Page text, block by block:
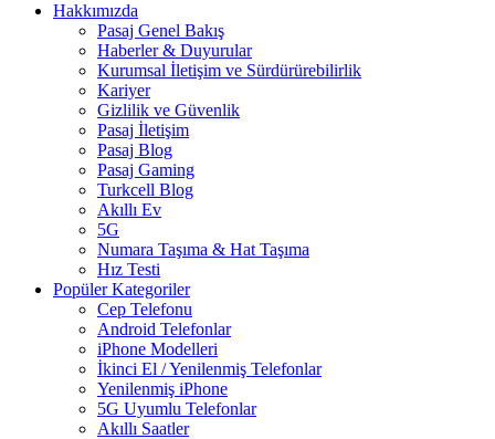
Hakkımızda
Pasaj Genel Bakış
Haberler & Duyurular
Kurumsal İletişim ve Sürdürürebilirlik
Kariyer
Gizlilik ve Güvenlik
Pasaj İletişim
Pasaj Blog
Pasaj Gaming
Turkcell Blog
Akıllı Ev
5G
Numara Taşıma & Hat Taşıma
Hız Testi
Popüler Kategoriler
Cep Telefonu
Android Telefonlar
iPhone Modelleri
İkinci El / Yenilenmiş Telefonlar
Yenilenmiş iPhone
5G Uyumlu Telefonlar
Akıllı Saatler